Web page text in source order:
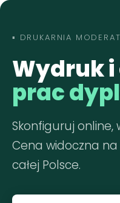
▪ DRUKARNIA
Wydruk
prac
Skonfiguruj online,
Cena widoczna na
całej Polsce.